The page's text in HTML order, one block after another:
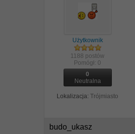
Użytkownik
1188 postów
Pomógł: 0
0
Neutralna
Lokalizacja: Trójmiasto
budo_ukasz